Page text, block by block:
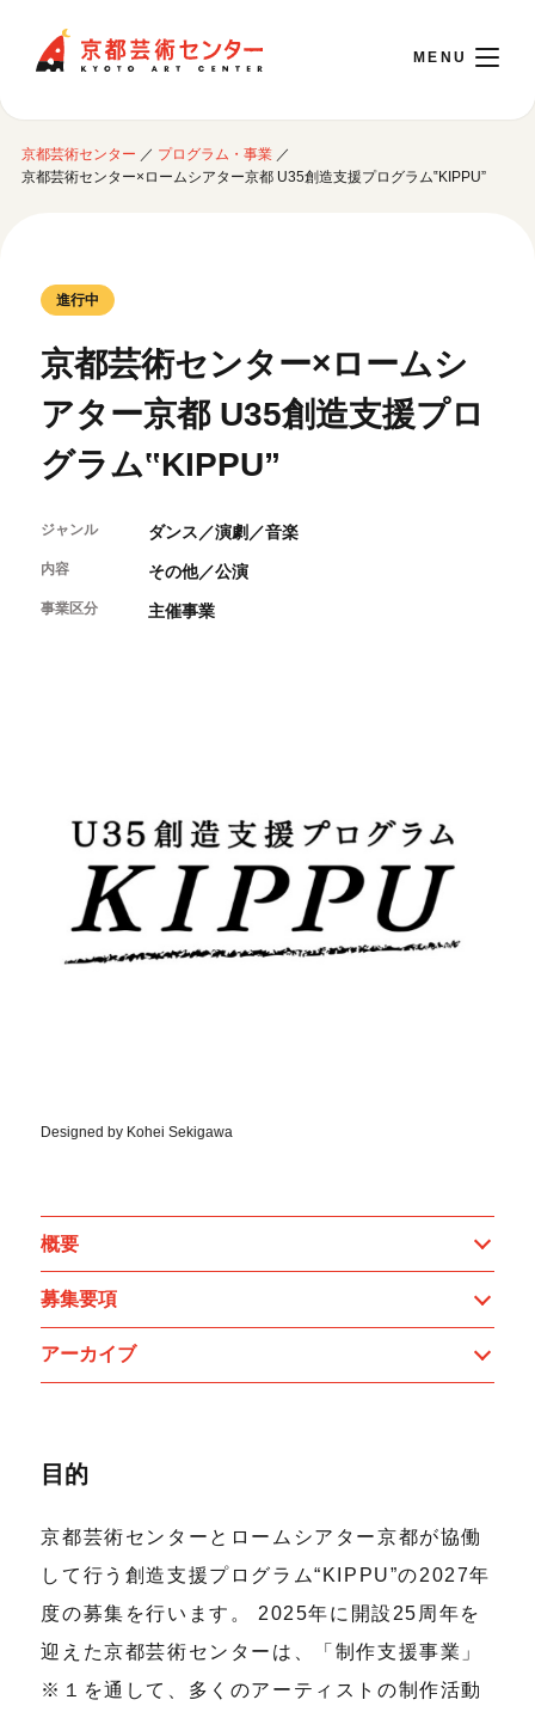
English
※チケット窓口は18:00まで／ギャラリー・図書室・情報コーナーは20:00まで／カ
ご利用案内
開館時間・アクセシビリティ
交通アクセス
カフェ・ショップ
よくあるご質問
開催中のイベント
月間スケジュール
センターのプログラム・事業
制作室を使う
制作室について
京都芸術センターってどんなところ？
概要・理念・運営体制
連携事業のご案内
お知らせ
お問い合わせ
閲覧支援
サイトポリシー&プライバシーポリシー
京都芸術センター ／ プログラム・事業／
京都芸術センター×ロームシアター京都 U35創造支援プログラム‟KIPPU”
進行中
京都芸術センター×ロームシ
アター京都 U35創造支援プロ
グラム‟KIPPU”
ジャンル ダンス／演劇／音楽
内容 その他／公演
事業区分 主催事業
Designed by Kohei Sekigawa
概要
募集要項
アーカイブ
目的
京都芸術センターとロームシアター京都が協働
して行う創造支援プログラム“KIPPU”の2027年
度の募集を行います。 2025年に開設25周年を
迎えた京都芸術センターは、「制作支援事業」
※１を通して、多くのアーティストの制作活動